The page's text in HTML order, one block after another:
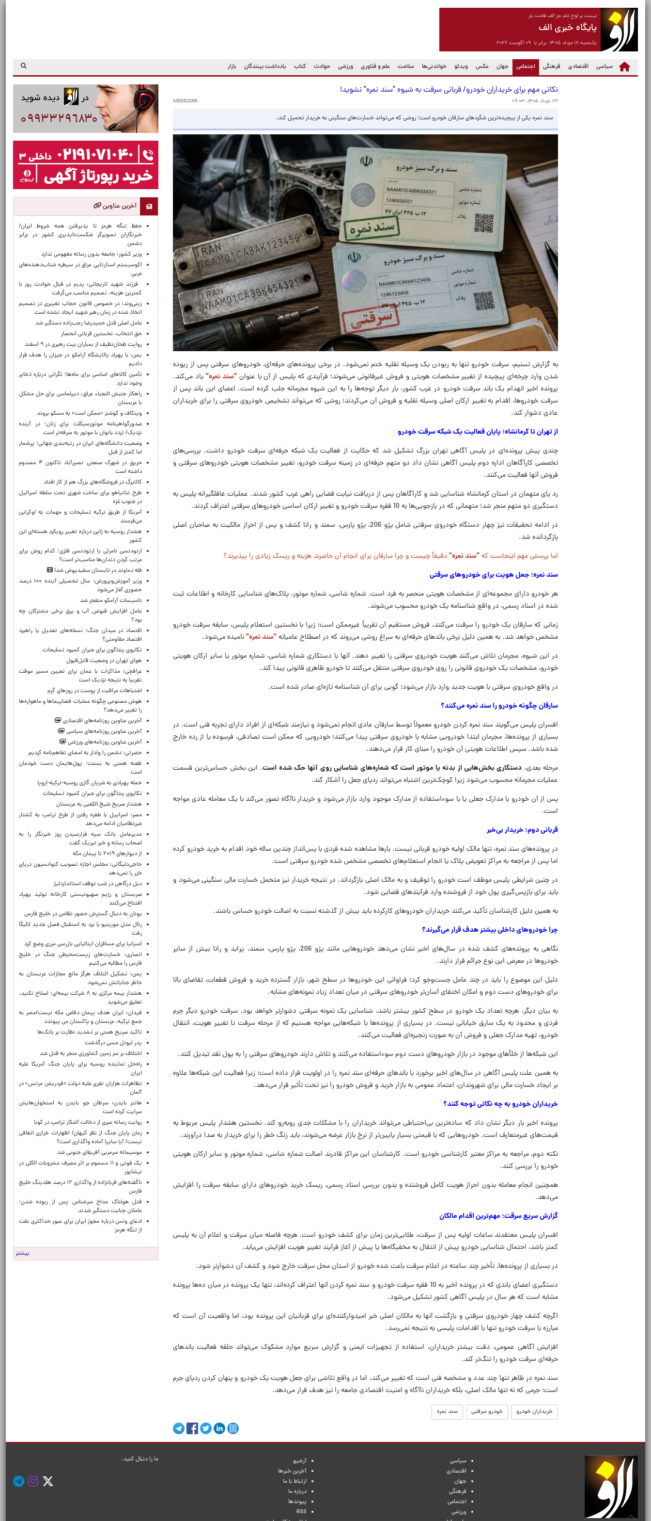
نیست بر لوح دلم جز الف قامت یار
پایگاه خبری الف
یک‌شنبه ۱۸ مرداد ۱۴۰۵ برابر با ۰۹ آگوست ۲۰۲۶
سیاسی اقتصادی فرهنگی اجتماعی
(current) جهان عکس ویدئو خواندنی‌ها سلامت علم و فناوری ورزشی حوادث کتاب یادداشت بینندگان بازار
نکاتی مهم برای خریداران خودرو/ قربانی سرقت به شیوه "سند نمره" نشوید!
۲۲ خرداد ۱۴۰۵، ۰۹:۰۳ 4050322005
سند نمره یکی از پیچیده‌ترین شگردهای سارقان خودرو است؛ روشی که می‌تواند خسارت‌های سنگینی به خریدار تحمیل کند.
به گزارش تسنیم، سرقت خودرو تنها به ربودن یک وسیله نقلیه ختم نمی‌شود. در برخی پرونده‌های حرفه‌ای، خودروهای سرقتی پس از ربوده
شدن وارد چرخه‌ای پیچیده از تغییر مشخصات هویتی و فروش غیرقانونی می‌شوند؛ فرآیندی که پلیس از آن با عنوان"سند نمره" یاد می‌کند.
پرونده اخیر انهدام یک باند سرقت خودرو در غرب کشور، بار دیگر توجه‌ها را به این شیوه مجرمانه جلب کرده است. اعضای این باند پس از
سرقت خودروها، اقدام به تغییر ارکان اصلی وسیله نقلیه و فروش آن می‌کردند؛ روشی که می‌تواند تشخیص خودروی سرقتی را برای خریداران
عادی دشوار کند.
از تهران تا کرمانشاه؛ پایان فعالیت یک شبکه سرقت خودرو
چندی پیش پرونده‌ای در پلیس آگاهی تهران بزرگ تشکیل شد که حکایت از فعالیت یک شبکه حرفه‌ای سرقت خودرو داشت. بررسی‌های
تخصصی کارآگاهان اداره دوم پلیس آگاهی نشان داد دو متهم حرفه‌ای در زمینه سرقت خودرو، تغییر مشخصات هویتی خودروهای سرقتی و
فروش آنها فعالیت می‌کنند.
رد پای متهمان در استان کرمانشاه شناسایی شد و کارآگاهان پس از دریافت نیابت قضایی راهی غرب کشور شدند. عملیات غافلگیرانه پلیس به
دستگیری دو متهم منجر شد؛ متهمانی که در بازجویی‌ها به 10 فقره سرقت خودرو و تغییر ارکان اساسی خودروهای سرقتی اعتراف کردند.
در ادامه تحقیقات نیز چهار دستگاه خودروی سرقتی شامل پژو 206، پژو پارس، سمند و رانا کشف و پس از احراز مالکیت به صاحبان اصلی
بازگردانده شد.
اما پرسش مهم اینجاست که"سند نمره"دقیقاً چیست و چرا سارقان برای انجام آن حاضرند هزینه و ریسک زیادی را بپذیرند؟
سند نمره؛ جعل هویت برای خودروهای سرقتی
هر خودرو دارای مجموعه‌ای از مشخصات هویتی منحصر به فرد است. شماره شاسی، شماره موتور، پلاک‌های شناسایی کارخانه و اطلاعات ثبت
شده در اسناد رسمی، در واقع شناسنامه یک خودرو محسوب می‌شوند.
زمانی که سارقان یک خودرو را سرقت می‌کنند، فروش مستقیم آن تقریباً غیرممکن است؛ زیرا با نخستین استعلام پلیس، سابقه سرقت خودرو
مشخص خواهد شد. به همین دلیل برخی باندهای حرفه‌ای به سراغ روشی می‌روند که در اصطلاح عامیانه"سند نمره"نامیده می‌شود.
در این شیوه، مجرمان تلاش می‌کنند هویت خودروی سرقتی را تغییر دهند. آنها با دستکاری شماره شاسی، شماره موتور یا سایر ارکان هویتی
خودرو، مشخصات یک خودروی قانونی را روی خودروی سرقتی منتقل می‌کنند تا خودرو ظاهری قانونی پیدا کند.
در واقع خودروی سرقتی با هویت جدید وارد بازار می‌شود؛ گویی برای آن شناسنامه تازه‌ای صادر شده است.
سارقان چگونه خودرو را سند نمره می‌کنند؟
افسران پلیس می‌گویند سند نمره کردن خودرو معمولاً توسط سارقان عادی انجام نمی‌شود و نیازمند شبکه‌ای از افراد دارای تجربه فنی است. در
بسیاری از پرونده‌ها، مجرمان ابتدا خودرویی مشابه با خودروی سرقتی پیدا می‌کنند؛ خودرویی که ممکن است تصادفی، فرسوده یا از رده خارج
شده باشد. سپس اطلاعات هویتی آن خودرو را مبنای کار قرار می‌دهند.
مرحله بعدی، دستکاری بخش‌هایی از بدنه یا موتور است که شماره‌های شناسایی روی آنها حک شده است. این بخش حساس‌ترین قسمت
عملیات مجرمانه محسوب می‌شود زیرا کوچک‌ترین اشتباه می‌تواند ردپای جعل را آشکار کند.
پس از آن خودرو با مدارک جعلی یا با سوءاستفاده از مدارک موجود وارد بازار می‌شود و خریدار ناآگاه تصور می‌کند با یک معامله عادی مواجه
است.
قربانی دوم؛ خریدار بی‌خبر
در پرونده‌های سند نمره، تنها مالک اولیه خودرو قربانی نیست. بارها مشاهده شده فردی با پس‌انداز چندین ساله خود اقدام به خرید خودرو کرده
اما پس از مراجعه به مراکز تعویض پلاک یا انجام استعلام‌های تخصصی مشخص شده خودرو سرقتی است.
در چنین شرایطی پلیس موظف است خودرو را توقیف و به مالک اصلی بازگرداند. در نتیجه خریدار نیز متحمل خسارت مالی سنگینی می‌شود و
باید برای بازپس‌گیری پول خود از فروشنده وارد فرآیندهای قضایی شود.
به همین دلیل کارشناسان تأکید می‌کنند خریداران خودروهای کارکرده باید بیش از گذشته نسبت به اصالت خودرو حساس باشند.
چرا خودروهای داخلی بیشتر هدف قرار می‌گیرند؟
نگاهی به پرونده‌های کشف شده در سال‌های اخیر نشان می‌دهد خودروهایی مانند پژو 206، پژو پارس، سمند، پراید و رانا بیش از سایر
خودروها در معرض این نوع جرائم قرار دارند.
دلیل این موضوع را باید در چند عامل جست‌وجو کرد؛ فراوانی این خودروها در سطح شهر، بازار گسترده خرید و فروش قطعات، تقاضای بالا
برای خودروهای دست دوم و امکان اختفای آسان‌تر خودروهای سرقتی در میان تعداد زیاد نمونه‌های مشابه.
به بیان دیگر، هرچه تعداد یک خودرو در سطح کشور بیشتر باشد، شناسایی یک نمونه سرقتی دشوارتر خواهد بود. سرقت خودرو دیگر جرم
فردی و محدود به یک سارق خیابانی نیست. در بسیاری از پرونده‌ها با شبکه‌هایی مواجه هستیم که از مرحله سرقت تا تغییر هویت، انتقال
خودرو، تهیه مدارک جعلی و فروش آن به صورت زنجیره‌ای فعالیت می‌کنند.
این شبکه‌ها از خلأهای موجود در بازار خودروهای دست دوم سوءاستفاده می‌کنند و تلاش دارند خودروهای سرقتی را به پول نقد تبدیل کنند.
به همین علت پلیس آگاهی در سال‌های اخیر برخورد با باندهای حرفه‌ای سند نمره را در اولویت قرار داده است؛ زیرا فعالیت این شبکه‌ها علاوه
بر ایجاد خسارت مالی برای شهروندان، اعتماد عمومی به بازار خرید و فروش خودرو را نیز تحت تأثیر قرار می‌دهد.
خریداران خودرو به چه نکاتی توجه کنند؟
پرونده اخیر بار دیگر نشان داد که ساده‌ترین بی‌احتیاطی می‌تواند خریداران را با مشکلات جدی روبه‌رو کند. نخستین هشدار پلیس مربوط به
قیمت‌های غیرمتعارف است. خودروهایی که با قیمتی بسیار پایین‌تر از نرخ بازار عرضه می‌شوند، باید زنگ خطر را برای خریدار به صدا درآورند.
نکته دوم، مراجعه به مراکز معتبر کارشناسی خودرو است. کارشناسان این مراکز قادرند اصالت شماره شاسی، شماره موتور و سایر ارکان هویتی
خودرو را بررسی کنند.
همچنین انجام معامله بدون احراز هویت کامل فروشنده و بدون بررسی اسناد رسمی، ریسک خرید خودروهای دارای سابقه سرقت را افزایش
می‌دهد.
گزارش سریع سرقت؛ مهم‌ترین اقدام مالکان
افسران پلیس معتقدند ساعات اولیه پس از سرقت، طلایی‌ترین زمان برای کشف خودرو است. هرچه فاصله میان سرقت و اعلام آن به پلیس
کمتر باشد، احتمال شناسایی خودرو پیش از انتقال به مخفیگاه‌ها یا پیش از آغاز فرآیند تغییر هویت افزایش می‌یابد.
در بسیاری از پرونده‌ها، تأخیر چند ساعته در اعلام سرقت باعث شده خودرو از استان محل سرقت خارج شود و کشف آن دشوارتر شود.
دستگیری اعضای باندی که در پرونده اخیر به 10 فقره سرقت خودرو و سند نمره کردن آنها اعتراف کرده‌اند، تنها یک پرونده در میان ده‌ها پرونده
مشابه است که هر سال در پلیس آگاهی کشور تشکیل می‌شود.
اگرچه کشف چهار خودروی سرقتی و بازگشت آنها به مالکان اصلی خبر امیدوارکننده‌ای برای قربانیان این پرونده بود، اما واقعیت آن است که
مبارزه با سرقت خودرو تنها با اقدامات پلیسی به نتیجه نمی‌رسد.
افزایش آگاهی عمومی، دقت بیشتر خریداران، استفاده از تجهیزات ایمنی و گزارش سریع موارد مشکوک می‌تواند حلقه فعالیت باندهای
حرفه‌ای سرقت خودرو را تنگ‌تر کند.
سند نمره در ظاهر تنها چند عدد و مشخصه فنی است که تغییر می‌کند، اما در واقع تلاشی برای جعل هویت یک خودرو و پنهان کردن ردپای جرم
است؛ جرمی که نه تنها مالک اصلی، بلکه خریداران ناآگاه و امنیت اقتصادی جامعه را نیز هدف قرار می‌دهد.
خریداران خودرو خودرو سرقتی سند نمره
آخرین عناوین
حفظ تنگه هرمز تا پذیرفتن همه شروط ایران/
خبرنگاران تصویرگر شکست‌ناپذیری کشور در برابر
دشمن
وزیر کشور: جامعه بدون رسانه مفهومی ندارد
اکوسیستم استارتاپی عراق در سیطره شتاب‌دهنده‌‌های
غربی
فرزند شهید لاریجانی: پدرم در قبال حوادث روز با
کمترین هزینه، تصمیم مناسب می‌گرفت
زینی‌وند: در خصوص قانون حجاب تغییری در تصمیم
اتخاذ شده در زمان رهبر شهید ایجاد نشده است
عامل اصلی قتل حمیدرضا رجب‌زاده دستگیر شد
حق انتخاب، نخستین قربانی انحصار
روایت طحان‌نظیف از بمباران بیت رهبری در ۹ اسفند
یمن: با پهپاد پالایشگاه آرامکو در جیزان را هدف قرار
دادیم
تأمین کالاهای اساسی برای ماه‌ها؛ نگرانی درباره ذخایر
وجود ندارد
راهکار جنبش النجباء عراق، دیپلماسی برای حل مشکل
با عربستان
ویتکاف و کوشنر «ممکن است» به مسکو بروند
صدورگواهینامه موتورسیکلت برای زنان؛ در آینده
نزدیک/ تردد بانوان با موتور به‌ صرفه‌تر است
وضعیت دانشگاه‌های ایران در رتبه‌بندی جهانی؛ پرشمار
اما کمتر از قبل
حریق در شهرک صنعتی نصیرآباد تاکنون ۴ مصدوم
داشته است
کالابرگ در فروشگاه‌های بزرگ هم از کار افتاد
طرح نتانیاهو برای ساخت شهری تحت سلطه اسرائیل
در جنوب غزه
آمریکا از طریق ترکیه تسلیحات و مهمات به اوکراین
می‌فرستد
هشدار روسیه به ژاپن درباره تغییر رویکرد هسته‌ای این
کشور
ارتودنسی نامرئی یا ارتودنسی فلزی؛ کدام روش برای
مرتب کردن دندان‌ها مناسب‌تر است؟
قله دماوند در تابستان سفیدپوش شد!
وزیر آموزش‌وپرورش: سال تحصیلی آینده ۱۰۰ درصد
حضوری آغاز می‌شود
تاسیسات آرامکو منفجر شد
عامل افزایش قبوض آب و برق برخی مشترکان چه
بود؟
اقتصاد در میدان جنگ؛ نسخه‌های تعدیل یا راهبرد
اقتصاد مقاومتی؟
تکاپوی پنتاگون برای جبران کمبود تسلیحات
هوای تهران در وضعیت قابل‌قبول
عراقچی: مذاکرات با عمان برای تعیین مسیر موقت
تقریبا به نتیجه نزدیک است
اشتباهات مراقبت از پوست در روزهای گرم
هوش مصنوعی چگونه عملیات فضاپیماها و ماهواره‌ها
را تغییر می‌دهد؟
آخرین عناوین روزنامه‌های اقتصادی
آخرین عناوین روزنامه‌های سیاسی
آخرین عناوین روزنامه‌های ورزشی
حضرتی: دشمن را وادار به امضای تفاهم‌نامه کردیم
طعنه همتی به بسنت؛ پول‌هایمان دست خودمان
است
حمله پهپادی به شریان گازی روسیه-ترکیه-اروپا
تکاپوی پنتاگون برای جبران کمبود تسلیحات
هشدار صریح شیخ الکعبی به عربستان
مصر: اسراییل با طفره رفتن از طرح ترامپ به کشتار
غیرنظامیان ادامه می‌دهد
مدیرعامل بانک سپه فرارسیدن روز خبرنگار را به
اصحاب رسانه و خبر تبریک گفت
از دیوارهای ۲۰۱۹ تا پیمان مکه
حاجی‌دلیگانی: مجلس اجازه تصویب کنوانسیون دریای
خزر را نمی‌دهد
دبل درگاهی در شب توقف استانداردلیژ
صربستان و رژیم صهیونیستی کارخانه تولید پهپاد
افتتاح می‌کنند
یونان به دنبال گسترش حضور نظامی در خلیج فارس
رئال مدل مورینیو با برد به استقبال فصل جدید لالیگا
رفت
اسپانیا برای مسافران ایتالیایی بازرسی مرزی وضع کرد
انصاری: خسارت‌های زیست‌محیطی جنگ در خلیج
فارس را مطالبه‌ می‌کنیم
یمن: تشکیل ائتلاف هرگز مانع مجازات عربستان به
خاطر جنایاتش نمی‌شود
هشدار بیمه مرکزی به ۸ شرکت بیمه‌ای؛ اصلاح نکنید،
تعلیق می‌شوید
فیدان: ایران هدف پیمان دفاعی مکه نیست/مصر به
جمع ترکیه، عربستان و پاکستان می پیوندد
تاکید صریح همتی بر تشدید نظارت بر بانک‌ها
پدر لیونل مسی درگذشت
اختلاف بر سر زمین کشاورزی منجر به قتل شد
راه‌حل نماینده روسیه برای پایان جنگ آمریکا علیه
ایران
تظاهرات هزاران نفری علیه دولت «فردریش مرتس» در
آلمان
هانتر بایدن: سرطان جو بایدن به استخوان‌هایش
سرایت کرده است
روایت رسانه عبری از دخالت آشکار ترامپ در کوبا
زمان پایان جنگ از نظر کیهان/ اظهارات خرازی اتفاقی
نیست/ آیا سایپا آماده واگذاری است؟
موسیمانه سرمربی آفریقای جنوبی شد
یک فوتی و ۱۱ مسموم بر اثر مصرف مشروبات الکلی در
نیشابور
ناگفته‌های قربانزاده از واگذاری ۱۲ درصد هلدینگ خلیج
فارس
قتل هولناک مداح سرشناس پس از ربوده شدن؛
عاملان جنایت دستگیر شدند
ادعای ونس درباره مجوز ایران برای عبور حداکثری نفت
از تنگه هرمز
بیشتر
سیاسی
اقتصادی
جهان
فرهنگی
اجتماعی
ورزشی
آرشیو
آخرین خبرها
ارتباط با ما
درباره ما
پیوندها
RSS
ما را دنبال کنید.